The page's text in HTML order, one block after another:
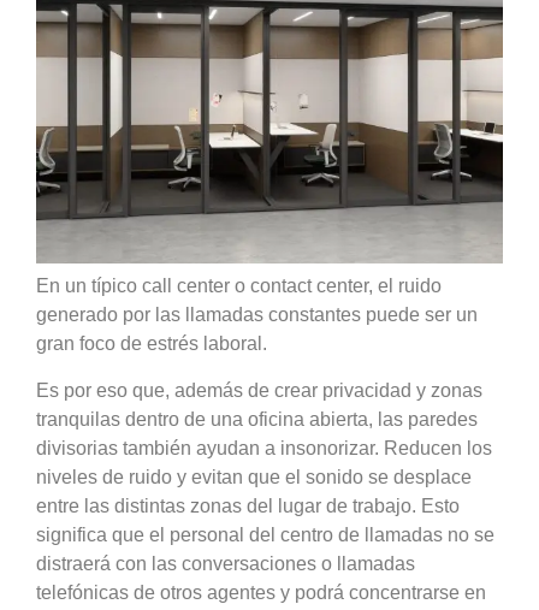
En un típico call center o contact center, el ruido
generado por las llamadas constantes puede ser un
gran foco de estrés laboral.
Es por eso que, además de crear privacidad y zonas
tranquilas dentro de una oficina abierta, las paredes
divisorias también ayudan a insonorizar. Reducen los
niveles de ruido y evitan que el sonido se desplace
entre las distintas zonas del lugar de trabajo. Esto
significa que el personal del centro de llamadas no se
distraerá con las conversaciones o llamadas
telefónicas de otros agentes y podrá concentrarse en